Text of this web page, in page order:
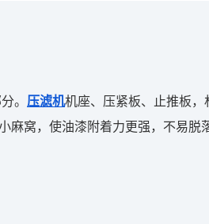
。 压滤机机座、压紧板、止推板，
窝，使油漆附着力更强，不易